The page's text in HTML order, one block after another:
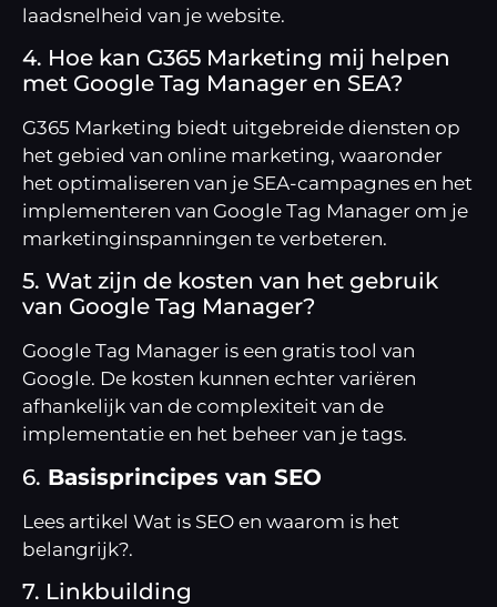
laadsnelheid van je website.
4. Hoe kan G365 Marketing mij helpen
met Google Tag Manager en SEA?
G365 Marketing biedt uitgebreide diensten op
het gebied van online marketing, waaronder
het optimaliseren van je SEA-campagnes en het
implementeren van Google Tag Manager om je
marketinginspanningen te verbeteren.
5. Wat zijn de kosten van het gebruik
van Google Tag Manager?
Google Tag Manager is een gratis tool van
Google. De kosten kunnen echter variëren
afhankelijk van de complexiteit van de
implementatie en het beheer van je tags.
6. Basisprincipes van SEO
Lees artikel Wat is SEO en waarom is het
belangrijk?.
7. Linkbuilding